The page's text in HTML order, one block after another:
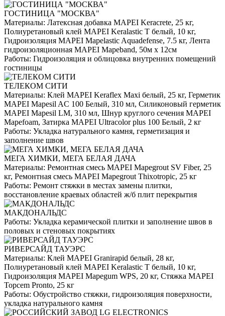
ГОСТИНИЦА "МОСКВА"
Материалы: Латексная добавка MAPEI Keracrete, 25 кг,
Полиуретановый клей MAPEI Keralastic T белый, 10 кг,
Гидроизоляция MAPEI Mapelastic Aquadefense, 7.5 кг, Лента
гидроизоляционная MAPEI Mapeband, 50м x 12см
Работы: Гидроизоляция и облицовка внутренних помещений
гостиницы
ТЕЛЕКОМ СИТИ
Материалы: Клей MAPEI Keraflex Maxi белый, 25 кг, Герметик
MAPEI Mapesil AC 100 Белый, 310 мл, Силиконовый герметик
MAPEI Mapesil LM, 310 мл, Шнур круглого сечения MAPEI
Mapefoam, Затирка MAPEI Ultracolor plus 100 Белый, 2 кг
Работы: Укладка натурального камня, герметизация и
заполнение швов
МЕГА ХИМКИ, МЕГА БЕЛАЯ ДАЧА
Материалы: Ремонтная смесь MAPEI Mapegrout SV Fiber, 25
кг, Ремонтная смесь MAPEI Mapegrout Thixotropic, 25 кг
Работы: Ремонт стяжки в местах замены плитки,
восстановление краевых областей ж/б плит перекрытия
МАКДОНАЛЬДС
Работы: Укладка керамической плитки и заполнение швов в
половых и стеновых покрытиях
РИВЕРСАЙД ТАУЭРС
Материалы: Клей MAPEI Granirapid белый, 28 кг,
Полиуретановый клей MAPEI Keralastic T белый, 10 кг,
Гидроизоляция MAPEI Mapegum WPS, 20 кг, Стяжка MAPEI
Topcem Pronto, 25 кг
Работы: Обустройство стяжки, гидроизоляция поверхности,
укладка натурального камня